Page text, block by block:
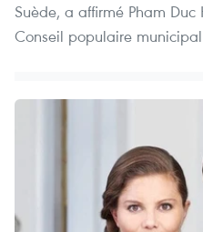
Suède, a affirmé Pham
Conseil populaire